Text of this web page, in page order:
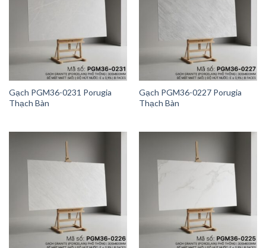
Gạch PGM36-0231 Porugia
Thạch Bàn
Gạch PGM36-0227 Porugia
Thạch Bàn